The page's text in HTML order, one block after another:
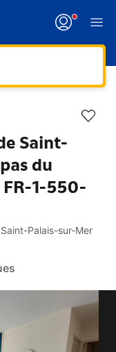
Saint-
du
1-550-
Palais-sur-Mer